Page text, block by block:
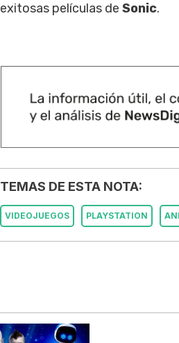
exitosas películas de Sonic.
TEMAS DE ESTA NOTA:
VIDEOJUEGOS PLAYSTATION